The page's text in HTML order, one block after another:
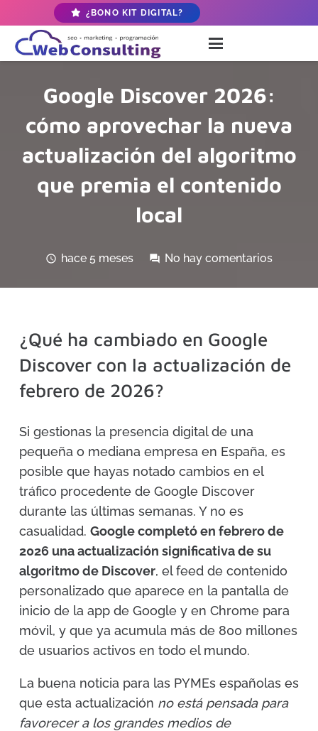
¿BONO KIT DIGITAL?
Google Discover 2026:
cómo aprovechar la nueva
actualización del algoritmo
que premia el contenido
local
schedule hace 5 meses forum No hay comentarios
¿Qué ha cambiado en Google
Discover con la actualización de
febrero de 2026?
Si gestionas la presencia digital de una
pequeña o mediana empresa en España, es
posible que hayas notado cambios en el
tráfico procedente de Google Discover
durante las últimas semanas. Y no es
casualidad. Google completó en febrero de
2026 una actualización significativa de su
algoritmo de Discover, el feed de contenido
personalizado que aparece en la pantalla de
inicio de la app de Google y en Chrome para
móvil, y que ya acumula más de 800 millones
de usuarios activos en todo el mundo.
La buena noticia para las PYMEs españolas es
que esta actualización no está pensada para
favorecer a los grandes medios de